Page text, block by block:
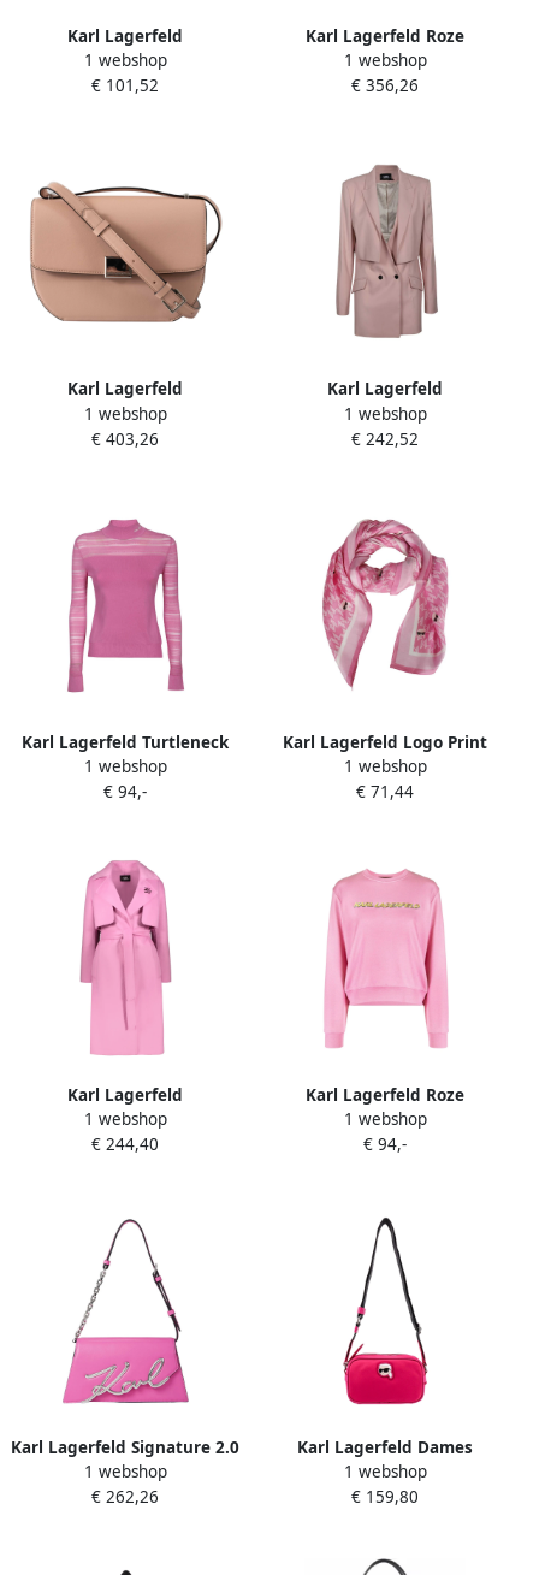
Karl Lagerfeld
Damespullover Pink Dames
1 webshop
€ 101,52
Karl Lagerfeld Roze
Crossbody Tas Forever Pink
Dames
1 webshop
€ 356,26
Karl Lagerfeld
Architecturale Crossbody
Tas Pink Dames
1 webshop
€ 403,26
Karl Lagerfeld
Contrasterende Knoop
Blazer Pink Dames
1 webshop
€ 242,52
Karl Lagerfeld Turtleneck
Sweater met
Contrasterende Randen
1 webshop
€ 94,-
Karl Lagerfeld Logo Print
Sjaal Pink Dames
1 webshop
€ 71,44
Karl Lagerfeld
Dubbelzijdige Ceintuurjas
Pink Dames
1 webshop
€ 244,40
Karl Lagerfeld Roze
Katoenen Sweatshirt voor
Vrouwen Pink Dames
1 webshop
€ 94,-
Karl Lagerfeld Signature 2.0
Schoudertas Pink Dames
1 webshop
€ 262,26
Karl Lagerfeld Dames
Tassen Handtas Roze Aw23
Pink Dames
1 webshop
€ 159,80